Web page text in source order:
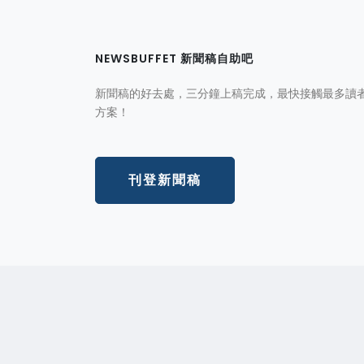
NEWSBUFFET 新聞稿自助吧
新聞稿的好去處，三分鐘上稿完成，最快接觸最多讀
方案！
刊登新聞稿